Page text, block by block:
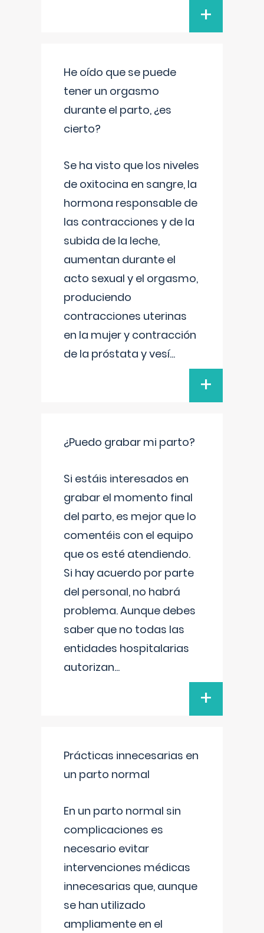
+
He oído que se puede
tener un orgasmo
durante el parto, ¿es
cierto?
Se ha visto que los niveles
de oxitocina en sangre, la
hormona responsable de
las contracciones y de la
subida de la leche,
aumentan durante el
acto sexual y el orgasmo,
produciendo
contracciones uterinas
en la mujer y contracción
de la próstata y vesí...
+
¿Puedo grabar mi parto?
Si estáis interesados en
grabar el momento final
del parto, es mejor que lo
comentéis con el equipo
que os esté atendiendo.
Si hay acuerdo por parte
del personal, no habrá
problema. Aunque debes
saber que no todas las
entidades hospitalarias
autorizan...
+
Prácticas innecesarias en
un parto normal
En un parto normal sin
complicaciones es
necesario evitar
intervenciones médicas
innecesarias que, aunque
se han utilizado
ampliamente en el